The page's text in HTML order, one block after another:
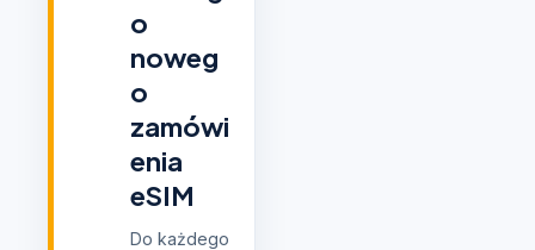
o
noweg
o
zamówi
enia
eSIM
Do każdego